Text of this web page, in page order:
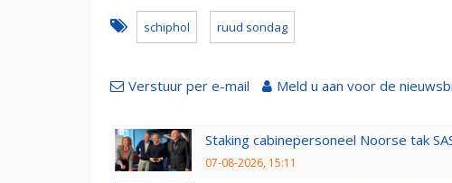
schiphol ruud sondag
Verstuur per e-mail Meld u aan voor de
Staking cabinepersoneel Noorse tak
07-08-2026, 15:11